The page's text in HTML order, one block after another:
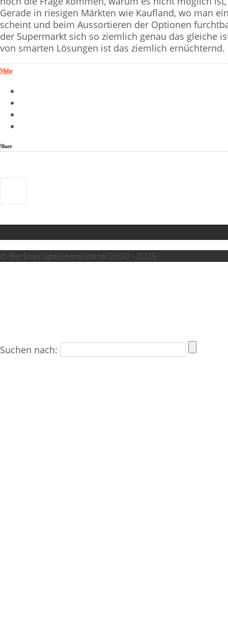
Gerade in riesigen Märkten wie Kaufland, wo man
scheint und beim Aussortieren der Optionen
der Supermarkt sich so ziemlich genau das gleiche
von smarten Lösungen ist das ziemlich ernüchternd.
Mehr
Share
© Berliner Speisemeisterei 2010 - 2025
Suchen nach: